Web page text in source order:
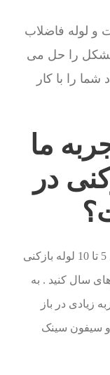
و لوله فاضلاب
تضمینی مشکل را حل می
شما را با کار
ما
در
ا سرویسکاران فنی گروه ما ، هر روز بین 5 تا 10 لوله بازکنی
سال کنید . به
زیادی در باز
و سیفون سینک